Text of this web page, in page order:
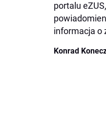
portalu
informacja o
Konrad